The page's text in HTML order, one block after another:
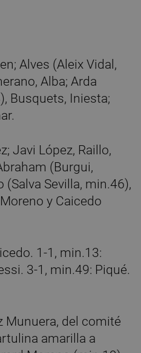
Alves (Aleix Vidal,
Alba; Arda
Busquets, Iniesta;
Javi López, Raillo,
(Burgui,
(Salva Sevilla, min.46),
y Caicedo
1-1, min.13:
3-1, min.49: Piqué.
Munuera, del comité
amarilla a